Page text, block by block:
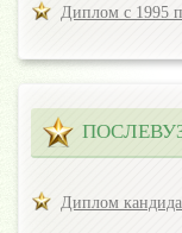
Диплом с 1995
Диплом